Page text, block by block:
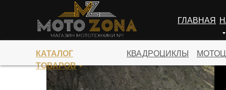
ГЛАВНАЯ
КАТАЛОГ
ТОВАРОВ
КВАДРОЦИКЛЫ
ПЕРЕЙТИ В КАТАЛОГ